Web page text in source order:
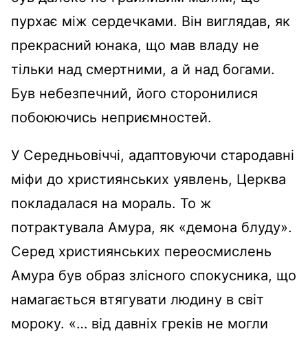
пурхає між сердечками. Він виглядав, як
прекрасний юнака, що мав владу не
тільки над смертними, а й над богами.
Був небезпечний, його сторонилися
побоюючись неприємностей.
У Середньовіччі, адаптовуючи стародавні
міфи до християнських уявлень, Церква
покладалася на мораль. То ж
потрактувала Амура, як «демона блуду».
Серед християнських переосмислень
Амура був образ злісного спокусника, що
намагається втягувати людину в світ
мороку. «… від давніх греків не могли